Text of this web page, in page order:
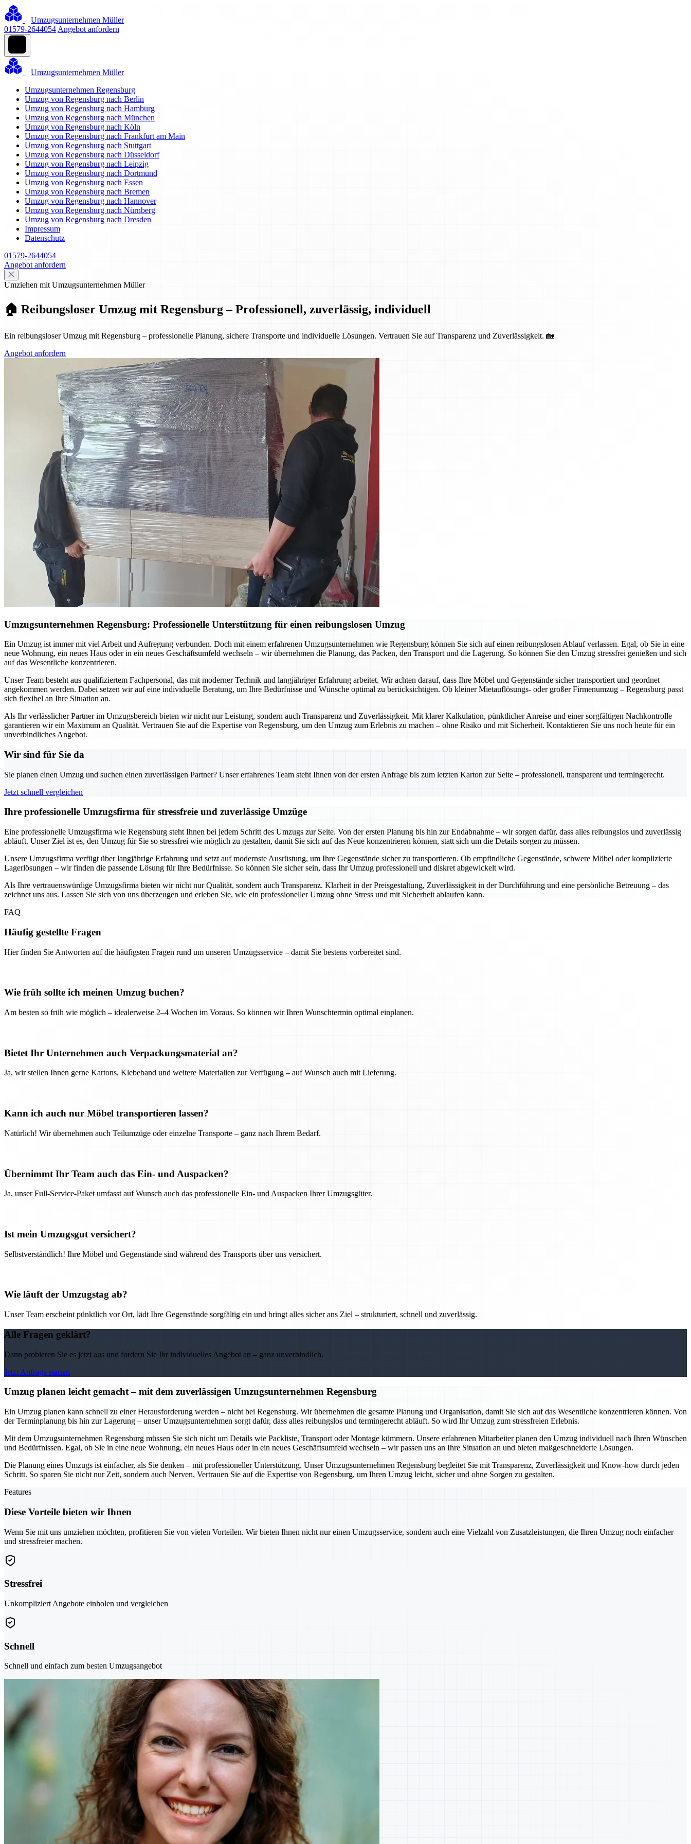
Umzugsunternehmen Müller
01579-2644054 Angebot anfordern
Umzugsunternehmen Müller
Umzugsunternehmen Regensburg
Umzug von Regensburg nach Berlin
Umzug von Regensburg nach Hamburg
Umzug von Regensburg nach München
Umzug von Regensburg nach Köln
Umzug von Regensburg nach Frankfurt am Main
Umzug von Regensburg nach Stuttgart
Umzug von Regensburg nach Düsseldorf
Umzug von Regensburg nach Leipzig
Umzug von Regensburg nach Dortmund
Umzug von Regensburg nach Essen
Umzug von Regensburg nach Bremen
Umzug von Regensburg nach Hannover
Umzug von Regensburg nach Nürnberg
Umzug von Regensburg nach Dresden
Impressum
Datenschutz
01579-2644054
Angebot anfordern
Umziehen mit Umzugsunternehmen Müller
🏠 Reibungsloser Umzug mit Regensburg – Professionell, zuverlässig, individuell
Ein reibungsloser Umzug mit Regensburg – professionelle Planung, sichere Transporte und individuelle Lösungen. Vertrauen Sie auf Transparenz und Zuverlässigkeit. 🏡
Angebot anfordern
Umzugsunternehmen Regensburg: Professionelle Unterstützung für einen reibungslosen Umzug
Ein Umzug ist immer mit viel Arbeit und Aufregung verbunden. Doch mit einem erfahrenen Umzugsunternehmen wie Regensburg können Sie sich auf einen reibungslosen Ablauf verlassen. Egal, ob Sie in eine
neue Wohnung, ein neues Haus oder in ein neues Geschäftsumfeld wechseln – wir übernehmen die Planung, das Packen, den Transport und die Lagerung. So können Sie den Umzug stressfrei genießen und sich
auf das Wesentliche konzentrieren.
Unser Team besteht aus qualifiziertem Fachpersonal, das mit moderner Technik und langjähriger Erfahrung arbeitet. Wir achten darauf, dass Ihre Möbel und Gegenstände sicher transportiert und geordnet
angekommen werden. Dabei setzen wir auf eine individuelle Beratung, um Ihre Bedürfnisse und Wünsche optimal zu berücksichtigen. Ob kleiner Mietauflösungs- oder großer Firmenumzug – Regensburg passt
sich flexibel an Ihre Situation an.
Als Ihr verlässlicher Partner im Umzugsbereich bieten wir nicht nur Leistung, sondern auch Transparenz und Zuverlässigkeit. Mit klarer Kalkulation, pünktlicher Anreise und einer sorgfältigen Nachkontrolle
garantieren wir ein Maximum an Qualität. Vertrauen Sie auf die Expertise von Regensburg, um den Umzug zum Erlebnis zu machen – ohne Risiko und mit Sicherheit. Kontaktieren Sie uns noch heute für ein
unverbindliches Angebot.
Wir sind für Sie da
Sie planen einen Umzug und suchen einen zuverlässigen Partner? Unser erfahrenes Team steht Ihnen von der ersten Anfrage bis zum letzten Karton zur Seite – professionell, transparent und termingerecht.
Jetzt schnell vergleichen
Ihre professionelle Umzugsfirma für stressfreie und zuverlässige Umzüge
Eine professionelle Umzugsfirma wie Regensburg steht Ihnen bei jedem Schritt des Umzugs zur Seite. Von der ersten Planung bis hin zur Endabnahme – wir sorgen dafür, dass alles reibungslos und zuverlässig
abläuft. Unser Ziel ist es, den Umzug für Sie so stressfrei wie möglich zu gestalten, damit Sie sich auf das Neue konzentrieren können, statt sich um die Details sorgen zu müssen.
Unsere Umzugsfirma verfügt über langjährige Erfahrung und setzt auf modernste Ausrüstung, um Ihre Gegenstände sicher zu transportieren. Ob empfindliche Gegenstände, schwere Möbel oder komplizierte
Lagerlösungen – wir finden die passende Lösung für Ihre Bedürfnisse. So können Sie sicher sein, dass Ihr Umzug professionell und diskret abgewickelt wird.
Als Ihre vertrauenswürdige Umzugsfirma bieten wir nicht nur Qualität, sondern auch Transparenz. Klarheit in der Preisgestaltung, Zuverlässigkeit in der Durchführung und eine persönliche Betreuung – das
zeichnet uns aus. Lassen Sie sich von uns überzeugen und erleben Sie, wie ein professioneller Umzug ohne Stress und mit Sicherheit ablaufen kann.
FAQ
Häufig gestellte Fragen
Hier finden Sie Antworten auf die häufigsten Fragen rund um unseren Umzugsservice – damit Sie bestens vorbereitet sind.
Wie früh sollte ich meinen Umzug buchen?
Am besten so früh wie möglich – idealerweise 2–4 Wochen im Voraus. So können wir Ihren Wunschtermin optimal einplanen.
Bietet Ihr Unternehmen auch Verpackungsmaterial an?
Ja, wir stellen Ihnen gerne Kartons, Klebeband und weitere Materialien zur Verfügung – auf Wunsch auch mit Lieferung.
Kann ich auch nur Möbel transportieren lassen?
Natürlich! Wir übernehmen auch Teilumzüge oder einzelne Transporte – ganz nach Ihrem Bedarf.
Übernimmt Ihr Team auch das Ein- und Auspacken?
Ja, unser Full-Service-Paket umfasst auf Wunsch auch das professionelle Ein- und Auspacken Ihrer Umzugsgüter.
Ist mein Umzugsgut versichert?
Selbstverständlich! Ihre Möbel und Gegenstände sind während des Transports über uns versichert.
Wie läuft der Umzugstag ab?
Unser Team erscheint pünktlich vor Ort, lädt Ihre Gegenstände sorgfältig ein und bringt alles sicher ans Ziel – strukturiert, schnell und zuverlässig.
Alle Fragen geklärt?
Dann probieren Sie es jetzt aus und fordern Sie Ihr individuelles Angebot an – ganz unverbindlich.
Jetzt Anfrage starten
Umzug planen leicht gemacht – mit dem zuverlässigen Umzugsunternehmen Regensburg
Ein Umzug planen kann schnell zu einer Herausforderung werden – nicht bei Regensburg. Wir übernehmen die gesamte Planung und Organisation, damit Sie sich auf das Wesentliche konzentrieren können. Von
der Terminplanung bis hin zur Lagerung – unser Umzugsunternehmen sorgt dafür, dass alles reibungslos und termingerecht abläuft. So wird Ihr Umzug zum stressfreien Erlebnis.
Mit dem Umzugsunternehmen Regensburg müssen Sie sich nicht um Details wie Packliste, Transport oder Montage kümmern. Unsere erfahrenen Mitarbeiter planen den Umzug individuell nach Ihren Wünschen
und Bedürfnissen. Egal, ob Sie in eine neue Wohnung, ein neues Haus oder in ein neues Geschäftsumfeld wechseln – wir passen uns an Ihre Situation an und bieten maßgeschneiderte Lösungen.
Die Planung eines Umzugs ist einfacher, als Sie denken – mit professioneller Unterstützung. Unser Umzugsunternehmen Regensburg begleitet Sie mit Transparenz, Zuverlässigkeit und Know-how durch jeden
Schritt. So sparen Sie nicht nur Zeit, sondern auch Nerven. Vertrauen Sie auf die Expertise von Regensburg, um Ihren Umzug leicht, sicher und ohne Sorgen zu gestalten.
Features
Diese Vorteile bieten wir Ihnen
Wenn Sie mit uns umziehen möchten, profitieren Sie von vielen Vorteilen. Wir bieten Ihnen nicht nur einen Umzugsservice, sondern auch eine Vielzahl von Zusatzleistungen, die Ihren Umzug noch einfacher
und stressfreier machen.
Stressfrei
Unkompliziert Angebote einholen und vergleichen
Schnell
Schnell und einfach zum besten Umzugsangebot